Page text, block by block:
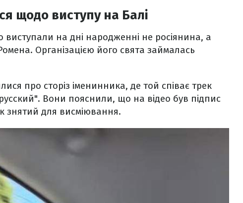
щодо виступу на Балі
на дні народженні не росіянина, а
Організацією його свята займалась
про сторіз іменинника, де той співає трек
Вони пояснили, що на відео був підпис
знятий для висміювання.